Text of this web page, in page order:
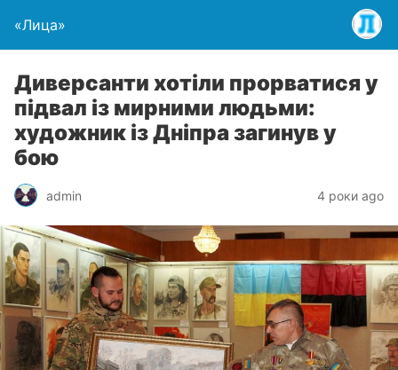
«Лица»
Диверсанти хотіли прорватися у
підвал із мирними людьми:
художник із Дніпра загинув у
бою
admin 4 роки ago